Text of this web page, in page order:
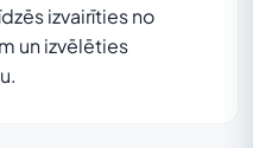
izvairīties no
un izvēlēties